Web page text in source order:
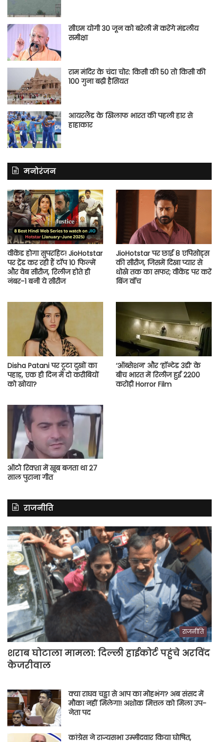
सीएम योगी 30 जून को बरेली में करेंगे मंडलीय
समीक्षा
राम मंदिर के चंदा चोर: किसी की 50 तो किसी की
100 गुना बढ़ी हैसियत
आयरलैंड के खिलाफ भारत की पहली हार से
हाहाकार
मनोरंजन
वीकेंड होगा सुपरहिट! JioHotstar
पर ट्रेंड कर रही हैं टॉप 10 फिल्में
और वेब सीरीज, रिलीज होते ही
नंबर-1 बनी ये सीरीज
JioHotstar पर छाई 8 एपिसोड्स
की सीरीज, जिसमें दिखा प्यार से
धोखे तक का सफर; वीकेंड पर करें
बिंज वॉच
Disha Patani पर टूटा दुखों का
पहाड़, एक ही दिन में दो करीबियों
को खोया?
‘ऑब्सेशन’ और ‘हॉन्टेड 3डी’ के
बीच भारत में रिलीज हुई 2200
करोड़ी Horror Film
ऑटो रिक्शा में खूब बजता था 27
साल पुराना गीत
राजनीति
राजनीति
शराब घोटाला मामला: दिल्ली हाईकोर्ट पहुंचे अरविंद
केजरीवाल
क्या राघव चड्ढा से आप का मोहभंग? अब संसद में
मौका नहीं मिलेगा! अशोक मित्तल को मिला उप-
नेता पद
कांग्रेस ने राज्यसभा उम्मीदवार किया घोषित,